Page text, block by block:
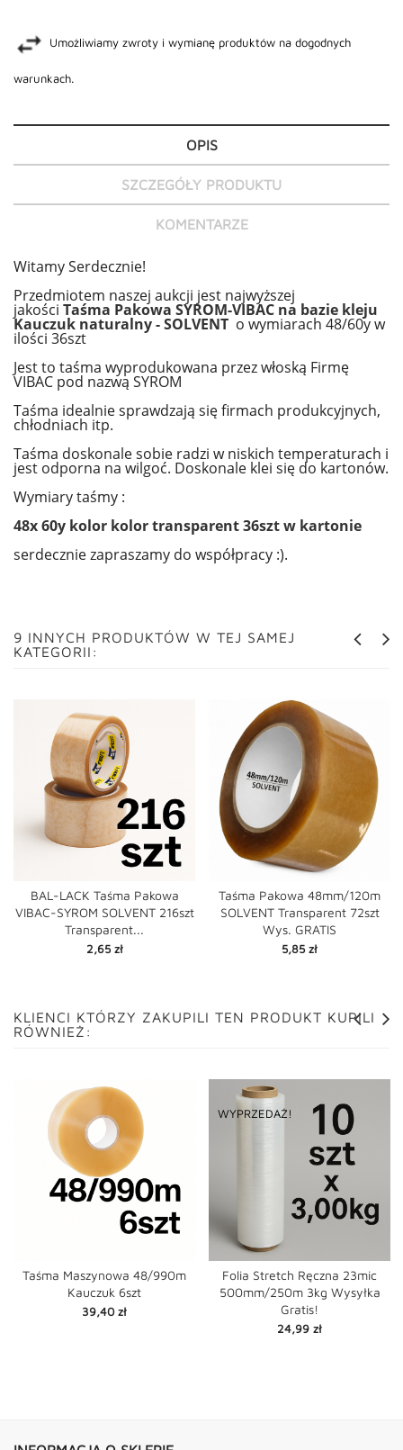
Umożliwiamy zwroty i wymianę produktów na dogodnych
warunkach.
OPIS
SZCZEGÓŁY PRODUKTU
KOMENTARZE
Witamy Serdecznie!
Przedmiotem naszej aukcji jest najwyższej
jakości Taśma Pakowa SYROM-VIBAC na bazie kleju
Kauczuk naturalny - SOLVENT o wymiarach 48/60y w
ilości 36szt
Jest to taśma wyprodukowana przez włoską Firmę
VIBAC pod nazwą SYROM
Taśma idealnie sprawdzają się firmach produkcyjnych,
chłodniach itp.
Taśma doskonale sobie radzi w niskich temperaturach i
jest odporna na wilgoć. Doskonale klei się do kartonów.
Wymiary taśmy :
48x 60y kolor kolor transparent 36szt w kartonie
serdecznie zapraszamy do współpracy :).
9 INNYCH PRODUKTÓW W TEJ SAMEJ
KATEGORII:
BAL-LACK Taśma Pakowa
VIBAC-SYROM SOLVENT 216szt
Transparent...
Cena
2,65 zł
Taśma Pakowa 48mm/120m
SOLVENT Transparent 72szt
Wys. GRATIS
Cena
5,85 zł
KLIENCI KTÓRZY ZAKUPILI TEN PRODUKT KUPILI
RÓWNIEŻ:
Taśma Maszynowa 48/990m
Kauczuk 6szt
Cena
39,40 zł
WYPRZEDAŻ!
Folia Stretch Ręczna 23mic
500mm/250m 3kg Wysyłka
Gratis!
Cena
24,99 zł